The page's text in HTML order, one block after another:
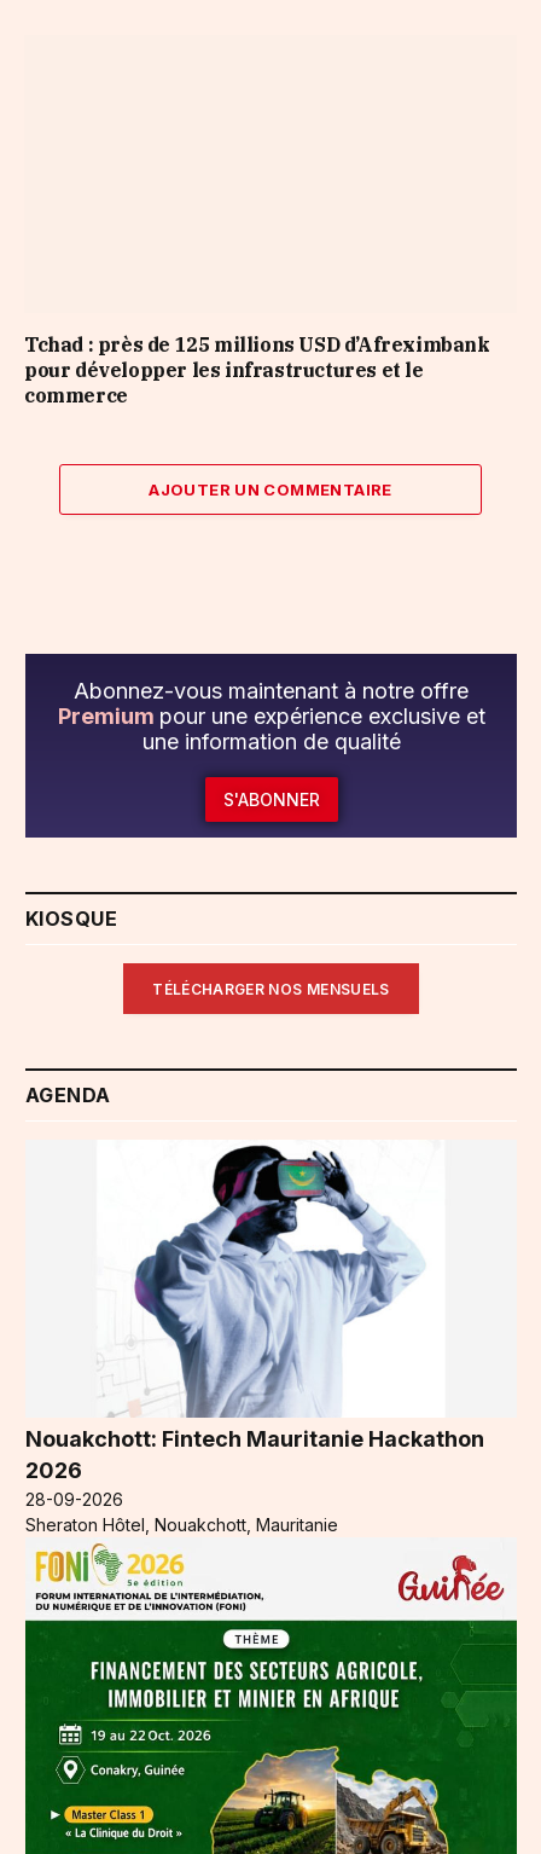
Tchad : près de 125 millions USD d’Afreximbank
pour développer les infrastructures et le
commerce
AJOUTER UN COMMENTAIRE
Abonnez-vous maintenant à notre offre
Premium pour une expérience exclusive et
une information de qualité
S'ABONNER
KIOSQUE
TÉLÉCHARGER NOS MENSUELS
AGENDA
Nouakchott: Fintech Mauritanie Hackathon
2026
28-09-2026
Sheraton Hôtel, Nouakchott, Mauritanie